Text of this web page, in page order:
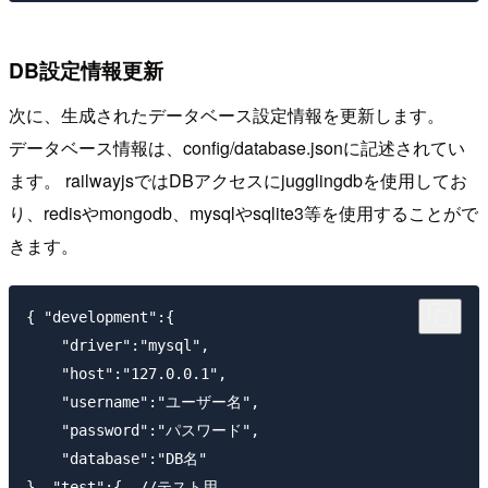
DB設定情報更新
次に、生成されたデータベース設定情報を更新します。
データベース情報は、config/database.jsonに記述されてい
ます。 railwayjsではDBアクセスにjugglingdbを使用してお
り、redisやmongodb、mysqlやsqlite3等を使用することがで
きます。
{ "development":{
    "driver":"mysql",
    "host":"127.0.0.1",
    "username":"ユーザー名",
    "password":"パスワード",
    "database":"DB名"